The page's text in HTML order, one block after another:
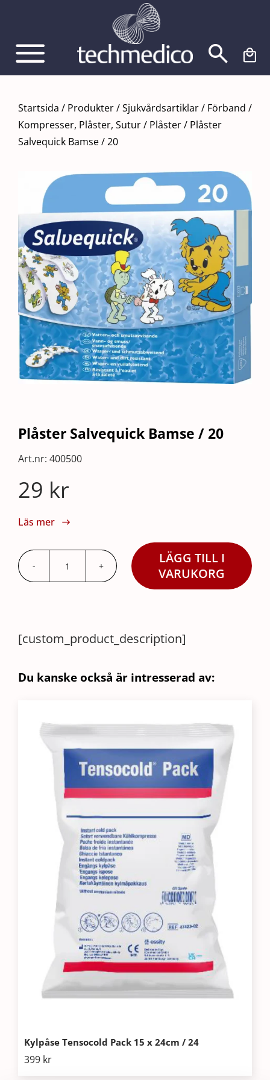
innehållet
Startsida / Produkter/Sjukvårdsartiklar/ Förband /
Kompresser, Plåster, Sutur/ Plåster/ Plåster
Salvequick Bamse / 20
Plåster Salvequick Bamse / 20
Art.nr: 400500
29 kr
Läs mer
Plåster
20
LÄGG TILL I
VARUKORG
[custom_product_description]
Du kanske också är intresserad av:
Kylpåse Tensocold Pack 15 x 24cm / 24
399 kr